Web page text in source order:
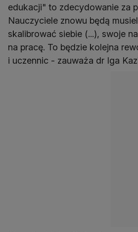
edukacji" to zdecydowanie za
Nauczyciele znowu będą
skalibrować siebie (...), swoje
na pracę. To będzie kolejna
i uczennic - zauważa dr Iga